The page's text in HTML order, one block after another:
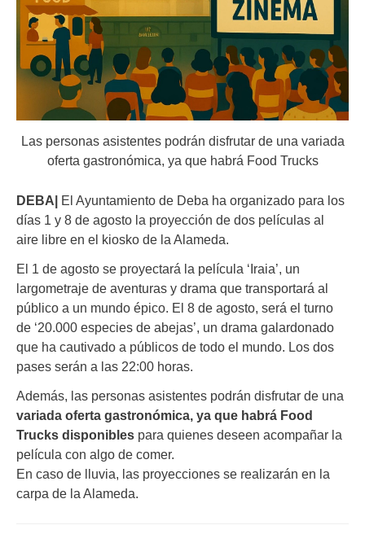
Las personas asistentes podrán disfrutar de una variada
oferta gastronómica, ya que habrá Food Trucks
DEBA| El Ayuntamiento de Deba ha organizado para los
días 1 y 8 de agosto la proyección de dos películas al
aire libre en el kiosko de la Alameda.
El 1 de agosto se proyectará la película ‘Iraia’, un
largometraje de aventuras y drama que transportará al
público a un mundo épico. El 8 de agosto, será el turno
de ‘20.000 especies de abejas’, un drama galardonado
que ha cautivado a públicos de todo el mundo. Los dos
pases serán a las 22:00 horas.
Además, las personas asistentes podrán disfrutar de una
variada oferta gastronómica, ya que habrá Food
Trucks disponibles para quienes deseen acompañar la
película con algo de comer.
En caso de lluvia, las proyecciones se realizarán en la
carpa de la Alameda.